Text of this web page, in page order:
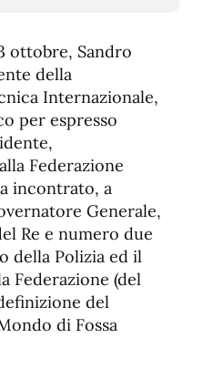
de
fuente
de
fuente.
ottobre, Sandro
della
Internazionale,
per espresso
Federazione
incontrato, a
Generale,
Re e numero due
della Polizia ed il
Federazione (del
del
di Fossa